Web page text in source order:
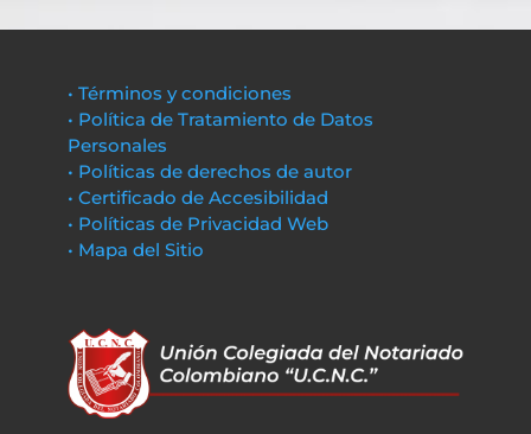
• Términos y condiciones
• Política de Tratamiento de Datos
Personales
• Políticas de derechos de autor
• Certificado de Accesibilidad
• Políticas de Privacidad Web
• Mapa del Sitio